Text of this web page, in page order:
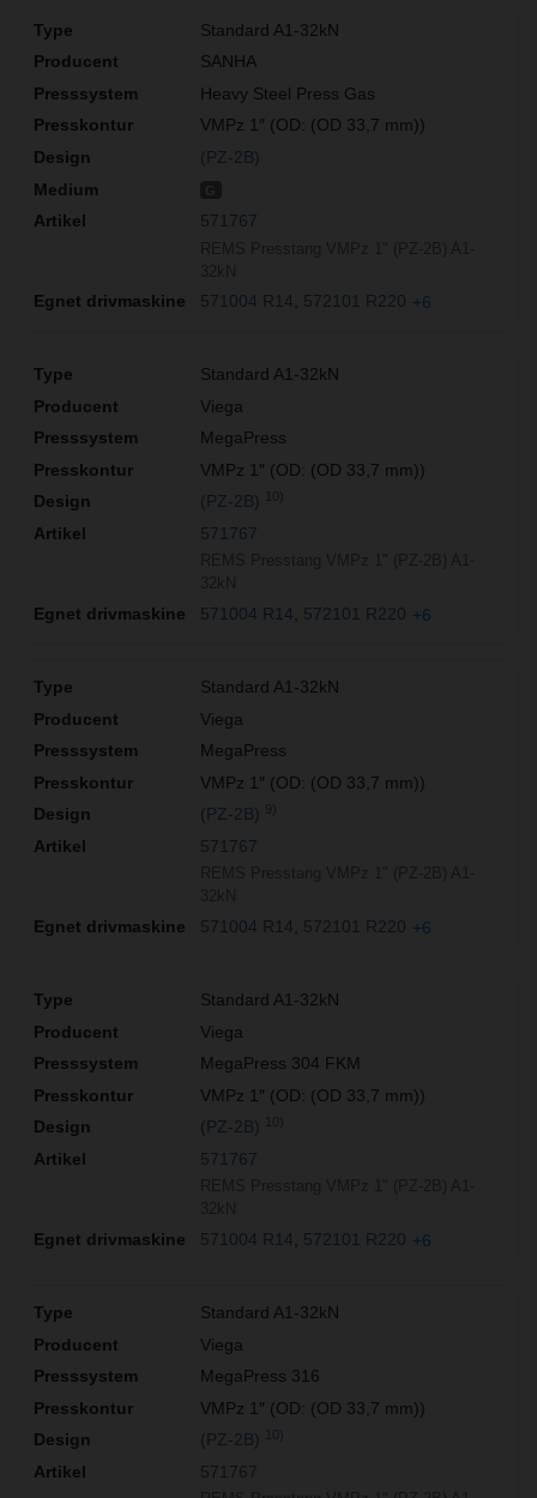
Standard A1-32kN
SANHA
Heavy Steel Press Gas
VMPz 1″ (OD: (OD 33,7 mm))
(PZ-2B)
571767
571004 R14 572101 R220 +6
Standard A1-32kN
Viega
MegaPress
VMPz 1″ (OD: (OD 33,7 mm))
(PZ-2B)
10)
571767
571004 R14 572101 R220 +6
Standard A1-32kN
Viega
MegaPress
VMPz 1″ (OD: (OD 33,7 mm))
(PZ-2B)
9)
571767
571004 R14 572101 R220 +6
Standard A1-32kN
Viega
MegaPress 304 FKM
VMPz 1″ (OD: (OD 33,7 mm))
(PZ-2B)
10)
571767
571004 R14 572101 R220 +6
Standard A1-32kN
Viega
MegaPress 316
VMPz 1″ (OD: (OD 33,7 mm))
(PZ-2B)
10)
571767